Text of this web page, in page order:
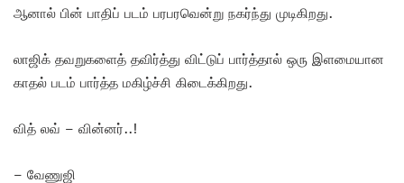
ஆனால் பின் பாதிப் படம் பரபரவென்று நகர்ந்து முடிகிறது.
லாஜிக் தவறுகளைத் தவிர்த்து விட்டுப் பார்த்தால் ஒரு இளமையான
காதல் படம் பார்த்த மகிழ்ச்சி கிடைக்கிறது.
வித் லவ் – வின்னர்..!
– வேணுஜி